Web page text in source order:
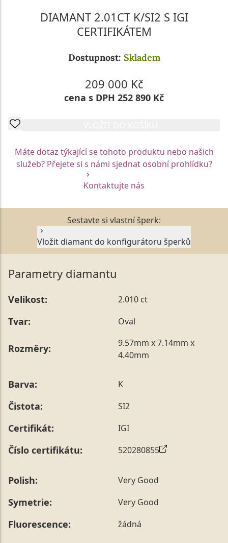
DIAMANT 2.01CT K/SI2 S IGI
CERTIFIKÁTEM
Dostupnost: Skladem
209 000 Kč
cena s DPH 252 890 Kč
Máte dotaz týkající se tohoto produktu nebo našich
služeb? Přejete si s námi sjednat osobní prohlídku?
Kontaktujte nás
Sestavte si vlastní šperk:
Vložit diamant do konfigurátoru šperků
Parametry diamantu
Velikost: 2.010 ct
Tvar: Oval
Rozměry:
9.57mm x 7.14mm x
4.40mm
Barva: K
Čistota: SI2
Certifikát: IGI
Číslo certifikátu: 520280855
Polish: Very Good
Symetrie: Very Good
Fluorescence: žádná